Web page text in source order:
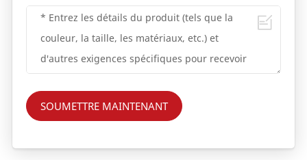
SOUMETTRE MAINTENANT